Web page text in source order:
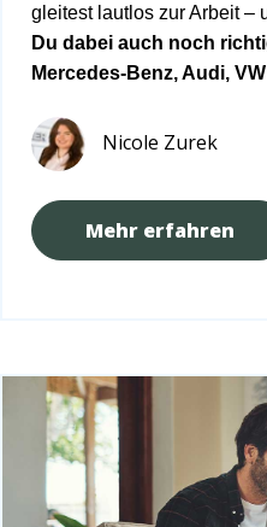
gleitest lautlos zur Arbeit –
Du dabei auch noch
Mercedes-Benz, Audi,
Nicole Zurek
Mehr erfahren